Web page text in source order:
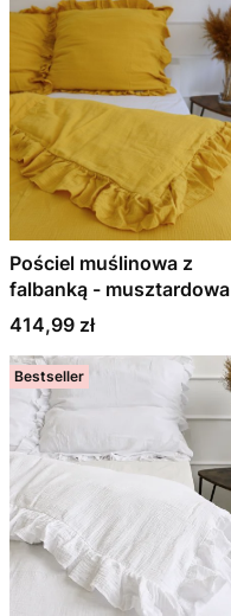
Pościel muślinowa z
falbanką - musztardowa
Cena
414,99 zł
Bestseller